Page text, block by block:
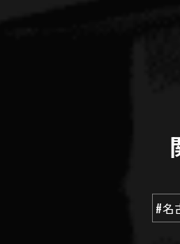
#名